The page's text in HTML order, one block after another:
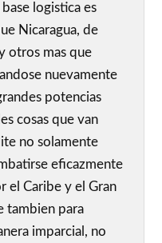
logistica es
Nicaragua, de
otros mas que
nuevamente
potencias
cosas que van
no solamente
eficazmente
el Caribe y el Gran
tambien para
imparcial, no